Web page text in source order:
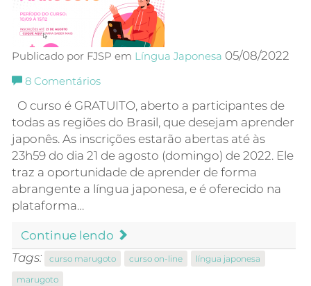
Publicado por FJSP em Língua Japonesa 05/08/2022
8 Comentários
O curso é GRATUITO, aberto a participantes de
todas as regiões do Brasil, que desejam aprender
japonês. As inscrições estarão abertas até às
23h59 do dia 21 de agosto (domingo) de 2022. Ele
traz a oportunidade de aprender de forma
abrangente a língua japonesa, e é oferecido na
plataforma…
Continue lendo
Tags:
curso marugoto curso on-line
língua japonesa
marugoto